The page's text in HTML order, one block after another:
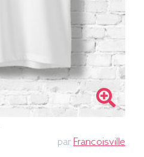
par Francoisville